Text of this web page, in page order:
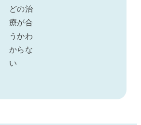
どの治
療が合
うかわ
からな
い